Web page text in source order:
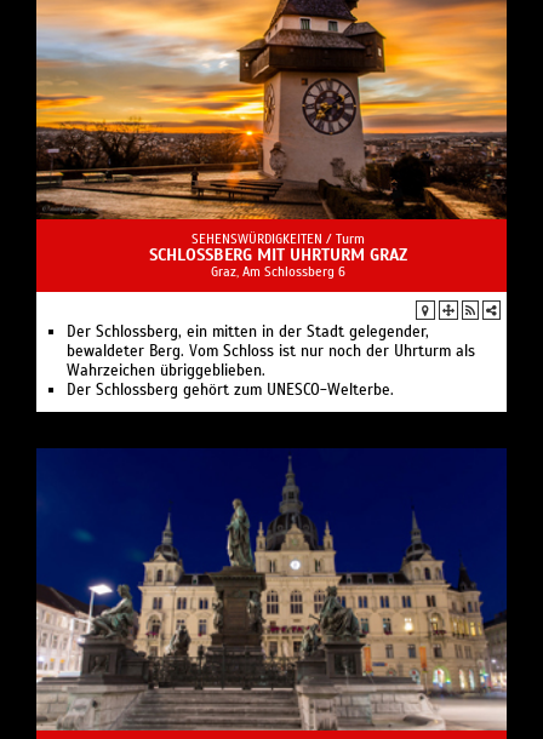
SEHENSWÜRDIGKEITEN / Turm
SCHLOSSBERG MIT UHRTURM GRAZ
Graz, Am Schlossberg 6
Der Schlossberg, ein mitten in der Stadt gelegender,
bewaldeter Berg. Vom Schloss ist nur noch der Uhrturm als
Wahrzeichen übriggeblieben.
Der Schlossberg gehört zum UNESCO-Welterbe.